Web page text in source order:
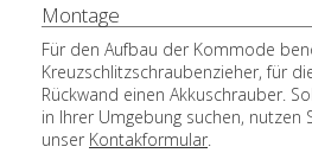
Montage
Für den Aufbau der Kommode
Kreuzschlitzschraubenzieher, für
Rückwand einen Akkuschrauber.
in Ihrer Umgebung suchen, nutzen
unser Kontakformular.